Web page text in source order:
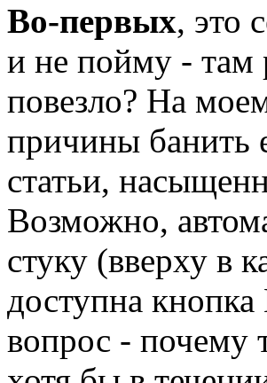
Во-первых, это
и не пойму - там
повезло? На
причины банить
статьи,
Возможно,
стуку (вверху в
доступна
вопрос - почему